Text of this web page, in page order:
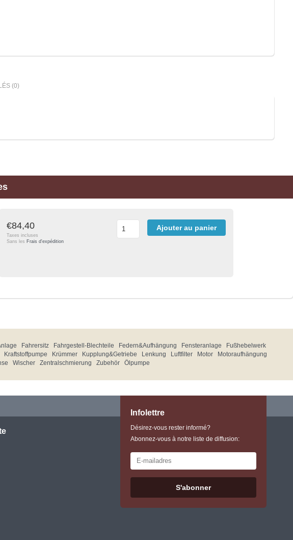
(0)
€84,40
Taxes incluses
Sans les Frais d'expédition
Ajouter au panier
Fahrersitz Fahrgestell-Blechteile Federn&Aufhängung Fensteranlage
Fußhebelwerk
Kraftstoffpumpe Krümmer Kupplung&Getriebe Lenkung Luftfilter Motor
Motoraufhängung
Wischer Zentralschmierung Zubehör Ölpumpe
Infolettre
Désirez-vous rester informé?
Abonnez-vous à notre liste de diffusion:
S'abonner